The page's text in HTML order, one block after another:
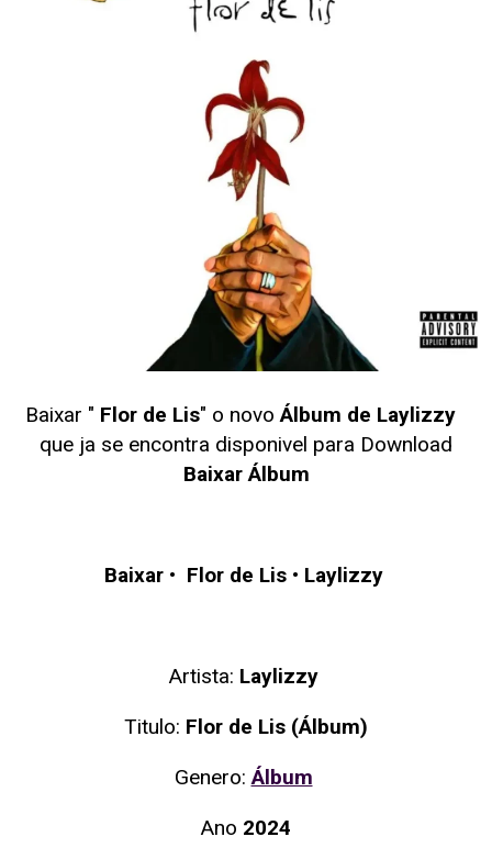
Baixar " Flor de Lis" o novo Álbum de Laylizzy
que ja se encontra disponivel para Download
Baixar Álbum
Baixar• Flor de Lis • Laylizzy
Artista: Laylizzy
Titulo: Flor de Lis (Álbum)
Genero: Álbum
Ano 2024